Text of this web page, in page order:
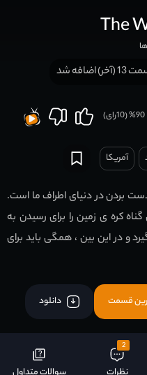
The
90
% (
10رای)
آمریکا
بردن در دنیای اطراف ما است.
کره ی زمین را برای رسیدن به
و در این بین ، همگی باید برای
قسمت دانلود
2